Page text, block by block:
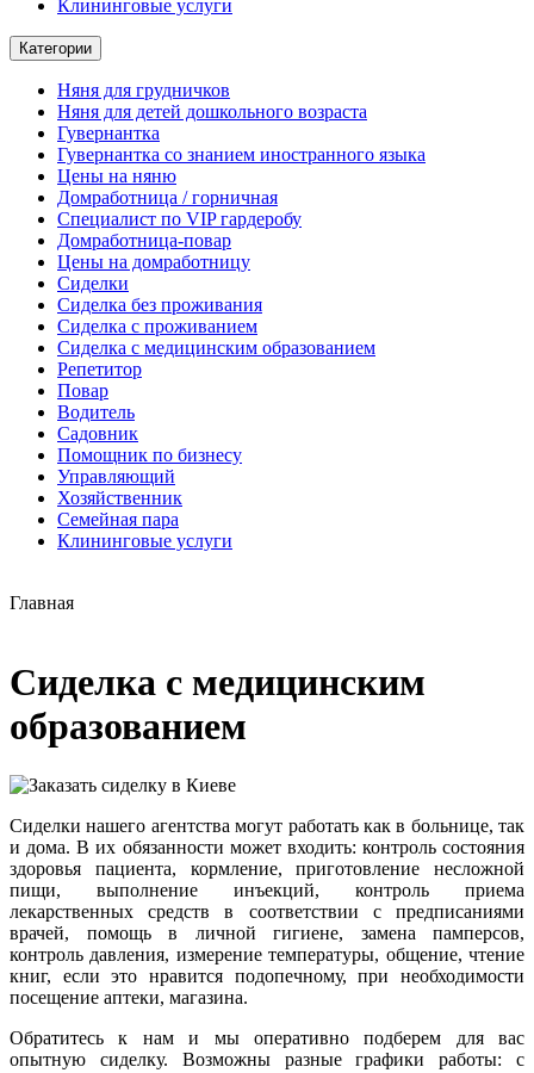
Клининговые услуги
Категории
Няня для грудничков
Няня для детей дошкольного возраста
Гувернантка
Гувернантка со знанием иностранного языка
Цены на няню
Домработница / горничная
Cпециалист по VIP гардеробу
Домработница-повар
Цены на домработницу
Сиделки
Сиделка без проживания
Сиделка с проживанием
Сиделка с медицинским образованием
Репетитор
Повар
Водитель
Садовник
Помощник по бизнесу
Управляющий
Хозяйственник
Семейная пара
Клининговые услуги
Главная
Сиделка с медицинским
образованием
Сиделки нашего агентства могут работать как в больнице, так
и дома. В их обязанности может входить: контроль состояния
здоровья пациента, кормление, приготовление несложной
пищи, выполнение инъекций, контроль приема
лекарственных средств в соответствии с предписаниями
врачей, помощь в личной гигиене, замена памперсов,
контроль давления, измерение температуры, общение, чтение
книг, если это нравится подопечному, при необходимости
посещение аптеки, магазина.
Обратитесь к нам и мы оперативно подберем для вас
опытную сиделку. Возможны разные графики работы: с